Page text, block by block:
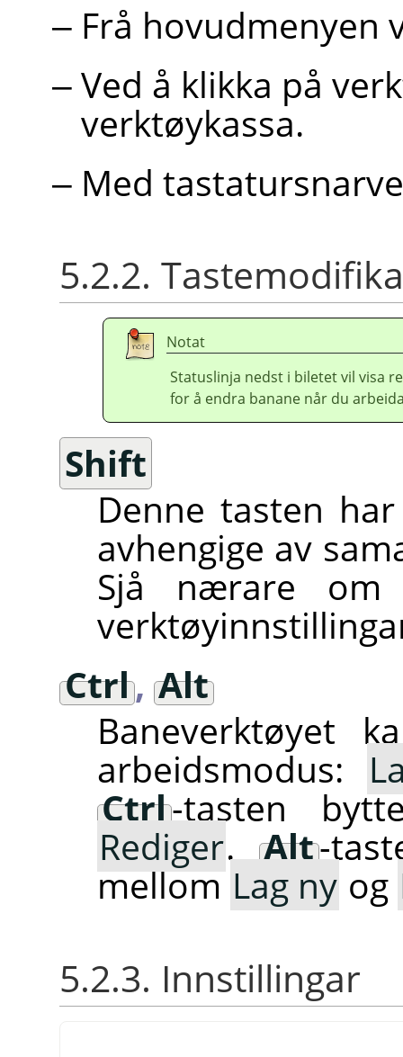
Frå hovudmenyen
Ved å klikka på
verktøykassa.
Med
5.2.2.
Notat
Statuslinja nedst i biletet vil visa
for å endra banane når du
Shift
Denne tasten
avhengige av
Sjå nærare om
Ctrl, Alt
Baneverktøyet
arbeidsmodus:
Ctrl-tasten
Rediger.Alt-
mellomLag ny og
5.2.3. Innstillingar